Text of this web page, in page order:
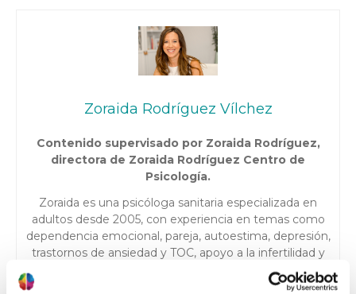
Zoraida Rodríguez Vílchez
Contenido supervisado por Zoraida Rodríguez,
directora de Zoraida Rodríguez Centro de
Psicología.
Zoraida es una psicóloga sanitaria especializada en
adultos desde 2005, con experiencia en temas como
dependencia emocional, pareja, autoestima, depresión,
trastornos de ansiedad y TOC, apoyo a la infertilidad y
opositores. Además, cuenta con una acreditación en
psicología deportiva y ha trabajado con equipos y